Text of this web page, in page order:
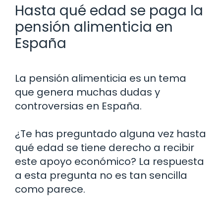
Hasta qué edad se paga la
pensión alimenticia en
España
La pensión alimenticia es un tema
que genera muchas dudas y
controversias en España.
¿Te has preguntado alguna vez hasta
qué edad se tiene derecho a recibir
este apoyo económico? La respuesta
a esta pregunta no es tan sencilla
como parece.